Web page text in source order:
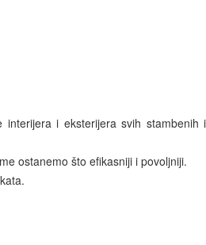
interijera i eksterijera svih stambenih i
ostanemo što efikasniji i povoljniji.